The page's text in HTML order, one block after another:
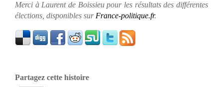
Merci à Laurent de Boissieu pour les résultats des différentes
élections, disponibles surFrance-politique.fr.
Partagez cette histoire